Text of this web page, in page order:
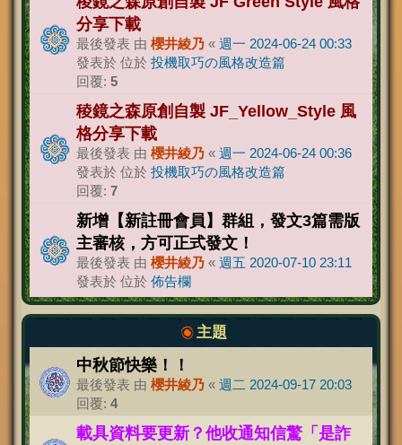
分享下載
最後發表 由 櫻井綾乃 « 週一 2024-06-24 00:33
發表於 位於 投機取巧の風格改造篇
回覆: 5
稜鏡之森原創自製 JF_Yellow_Style 風
格分享下載
最後發表 由 櫻井綾乃 « 週一 2024-06-24 00:36
發表於 位於 投機取巧の風格改造篇
回覆: 7
新增【新註冊會員】群組，發文3篇需版
主審核，方可正式發文！
最後發表 由 櫻井綾乃 « 週五 2020-07-10 23:11
發表於 位於 佈告欄
主題
中秋節快樂！！
最後發表 由 櫻井綾乃 « 週二 2024-09-17 20:03
回覆: 4
載具資料要更新？他收通知信驚「是詐